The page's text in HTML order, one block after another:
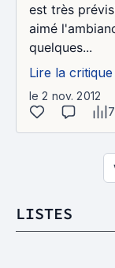
est très
aimé
quelques...
Lire la critique
le 2 nov. 2012
LISTES